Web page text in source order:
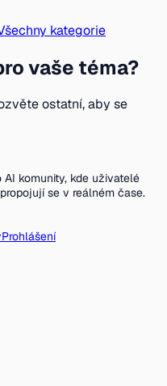
kategorie
vaše téma?
ostatní, aby se
komunity, kde uživatelé
se v reálném čase.
Prohlášení